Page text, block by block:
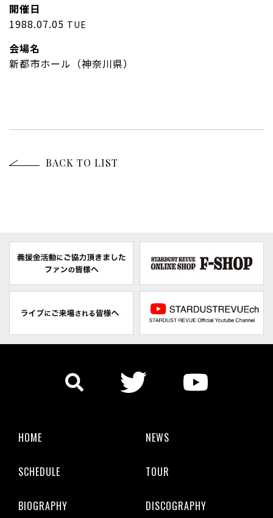
開催日
1988.07.05 TUE
会場名
新都市ホール（神奈川県）
BACK TO LIST
HOME NEWS
SCHEDULE TOUR
BIOGRAPHY DISCOGRAPHY